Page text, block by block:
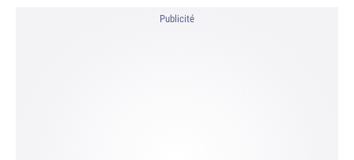
Publicité